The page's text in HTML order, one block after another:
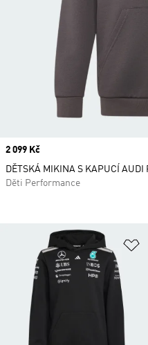
Price
2 099 Kč
DĚTSKÁ MIKINA S KAPUCÍ AUDI
Děti Performance